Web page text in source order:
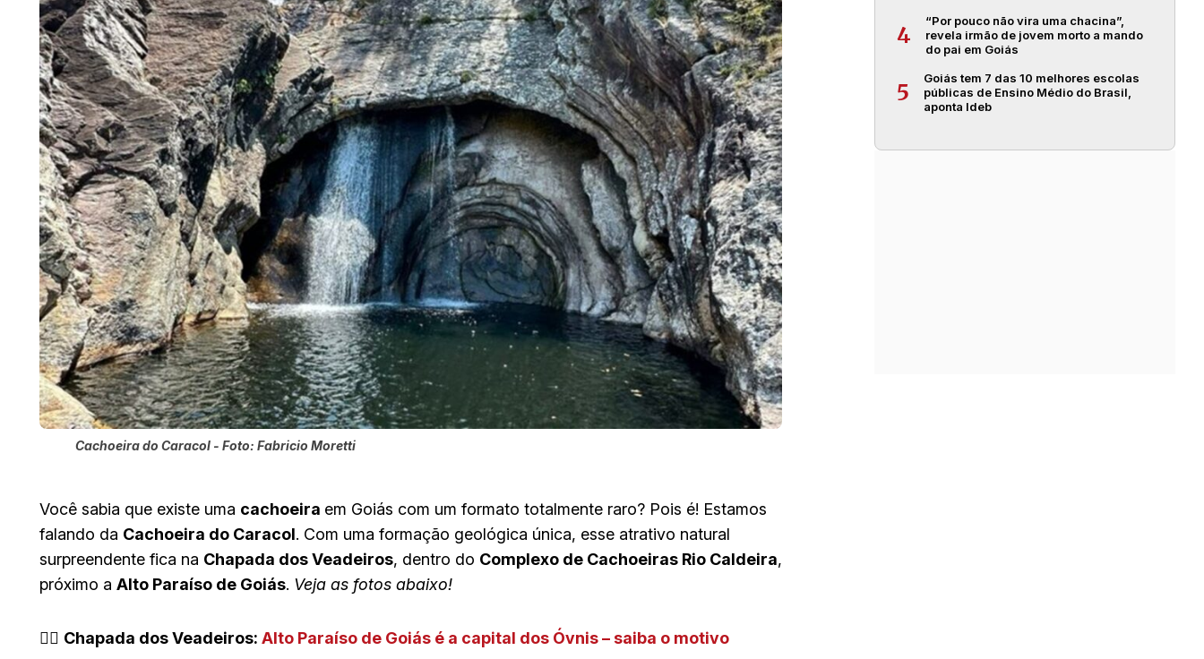
Cachoeira do Caracol - Foto: Fabricio Moretti
Você sabia que existe uma cachoeira em Goiás com um formato totalmente raro? Pois é! Estamos
falando da Cachoeira do Caracol. Com uma formação geológica única, esse atrativo natural
surpreendente fica na Chapada dos Veadeiros, dentro do Complexo de Cachoeiras Rio Caldeira,
próximo a Alto Paraíso de Goiás. Veja as fotos abaixo!
👉🏻 Chapada dos Veadeiros: Alto Paraíso de Goiás é a capital dos Óvnis – saiba o motivo
4
“Por pouco não vira uma chacina”,
revela irmão de jovem morto a mando
do pai em Goiás
5
Goiás tem 7 das 10 melhores escolas
públicas de Ensino Médio do Brasil,
aponta Ideb